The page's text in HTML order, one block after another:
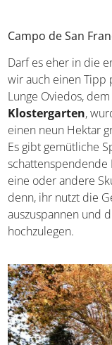
Campo de San
Darf es eher in die
wir auch einen Tipp
Lunge Oviedos,
Klostergarten,
einen neun Hektar
Es gibt gemütliche
schattenspendende
eine oder andere
denn, ihr nutzt die
auszuspannen und
hochzulegen.